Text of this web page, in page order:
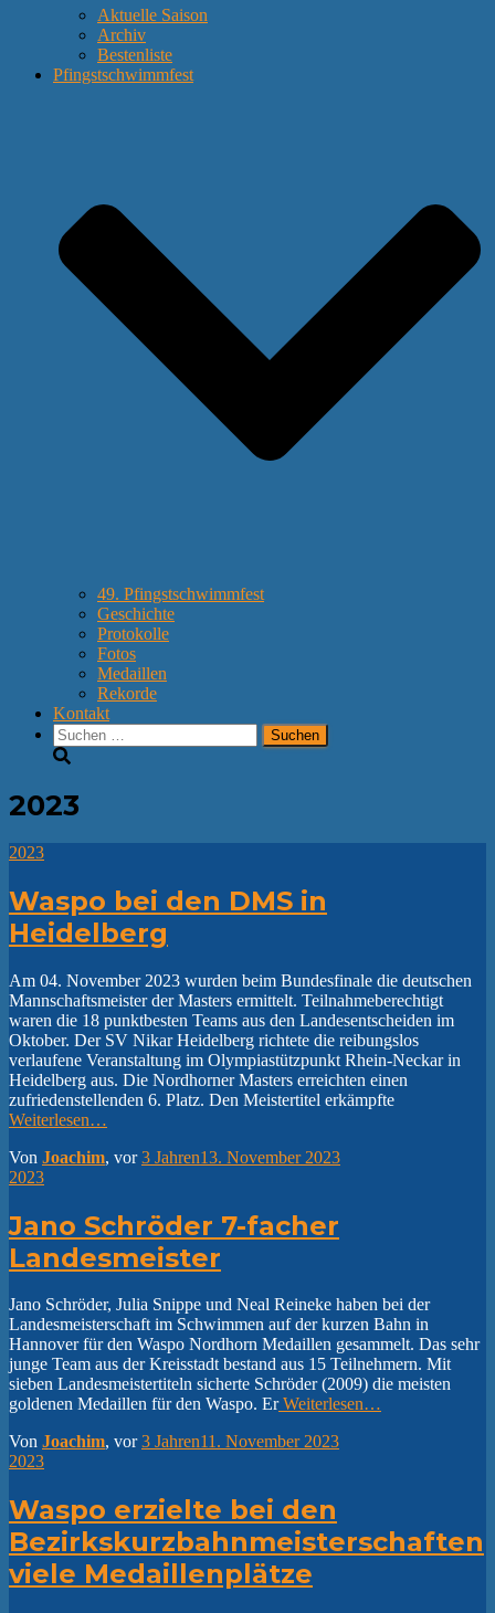
Aktuelle Saison
Archiv
Bestenliste
Pfingstschwimmfest
49. Pfingstschwimmfest
Geschichte
Protokolle
Fotos
Medaillen
Rekorde
Kontakt
Suchen
nach:
2023
2023
Waspo bei den DMS in
Heidelberg
Am 04. November 2023 wurden beim Bundesfinale die deutschen
Mannschaftsmeister der Masters ermittelt. Teilnahmeberechtigt
waren die 18 punktbesten Teams aus den Landesentscheiden im
Oktober. Der SV Nikar Heidelberg richtete die reibungslos
verlaufene Veranstaltung im Olympiastützpunkt Rhein-Neckar in
Heidelberg aus. Die Nordhorner Masters erreichten einen
zufriedenstellenden 6. Platz. Den Meistertitel erkämpfte
Weiterlesen…
Von Joachim, vor3 Jahren13. November 2023
2023
Jano Schröder 7-facher
Landesmeister
Jano Schröder, Julia Snippe und Neal Reineke haben bei der
Landesmeisterschaft im Schwimmen auf der kurzen Bahn in
Hannover für den Waspo Nordhorn Medaillen gesammelt. Das sehr
junge Team aus der Kreisstadt bestand aus 15 Teilnehmern. Mit
sieben Landesmeistertiteln sicherte Schröder (2009) die meisten
goldenen Medaillen für den Waspo. ErWeiterlesen…
Von Joachim, vor3 Jahren11. November 2023
2023
Waspo erzielte bei den
Bezirkskurzbahnmeisterschaften
viele Medaillenplätze